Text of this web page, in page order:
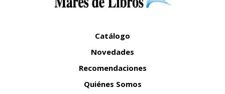
Catálogo
Novedades
Recomendaciones
Quiénes Somos